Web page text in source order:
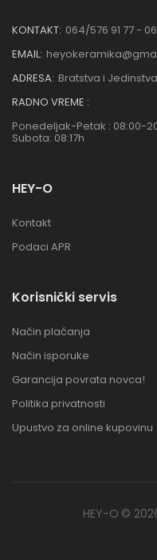
KONTAKT: 064/576 91 77 -
EMAIL:
ADRESA: Bratstva i Jedinstva
RADNO VREME :
Ponedeljak-Petak : 08:00-
Subota: 08:17h
HEY-O
Kontakt
Podaci APR
Korisnički servis
Način plaćanja
Način isporuke
Garancija povrata novca!
Politika privatnosti
Upustvo za online kupovinu
HEY-O ©